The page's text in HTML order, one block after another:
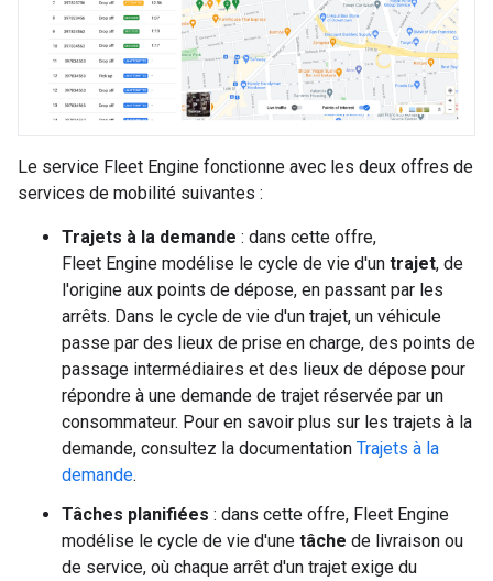
Le service Fleet Engine fonctionne avec les deux offres de
services de mobilité suivantes :
Trajets à la demande : dans cette offre,
Fleet Engine modélise le cycle de vie d'un trajet, de
l'origine aux points de dépose, en passant par les
arrêts. Dans le cycle de vie d'un trajet, un véhicule
passe par des lieux de prise en charge, des points de
passage intermédiaires et des lieux de dépose pour
répondre à une demande de trajet réservée par un
consommateur. Pour en savoir plus sur les trajets à la
demande, consultez la documentation Trajets à la
demande.
Tâches planifiées : dans cette offre, Fleet Engine
modélise le cycle de vie d'une tâche de livraison ou
de service, où chaque arrêt d'un trajet exige du